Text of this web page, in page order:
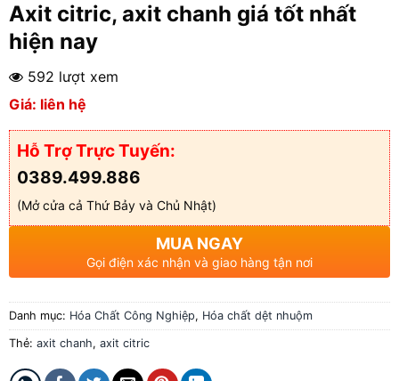
Axit citric, axit chanh giá tốt nhất
hiện nay
592 lượt xem
Giá: liên hệ
Hỗ Trợ Trực Tuyến:
0389.499.886
(Mở cửa cả Thứ Bảy và Chủ Nhật)
MUA NGAY
Gọi điện xác nhận và giao hàng tận nơi
Danh mục: Hóa Chất Công Nghiệp, Hóa chất dệt nhuộm
Thẻ: axit chanh, axit citric